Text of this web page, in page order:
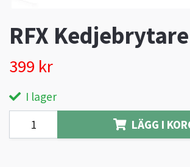
RFX Kedjebrytare
399 kr
I lager
LÄGG I